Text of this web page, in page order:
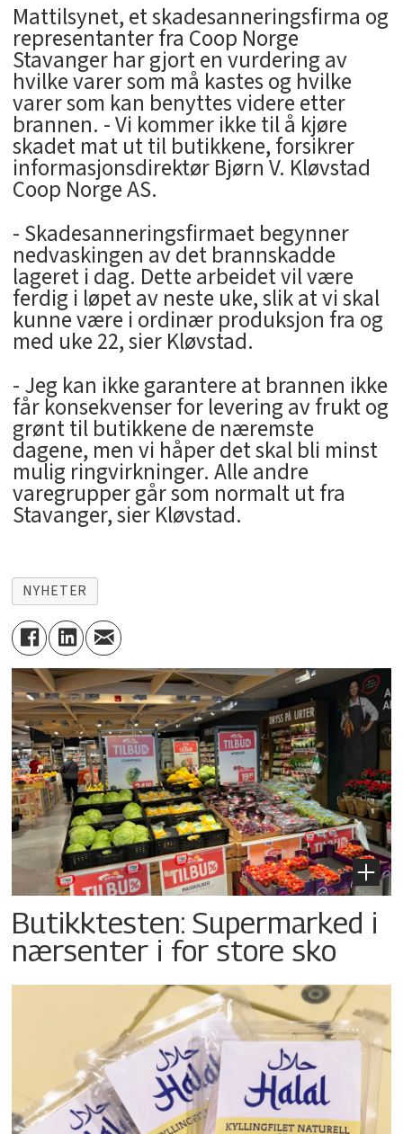
Mattilsynet, et skadesanneringsfirma og
representanter fra Coop Norge
Stavanger har gjort en vurdering av
hvilke varer som må kastes og hvilke
varer som kan benyttes videre etter
brannen. - Vi kommer ikke til å kjøre
skadet mat ut til butikkene, forsikrer
informasjonsdirektør Bjørn V. Kløvstad
Coop Norge AS.
- Skadesanneringsfirmaet begynner
nedvaskingen av det brannskadde
lageret i dag. Dette arbeidet vil være
ferdig i løpet av neste uke, slik at vi skal
kunne være i ordinær produksjon fra og
med uke 22, sier Kløvstad.
- Jeg kan ikke garantere at brannen ikke
får konsekvenser for levering av frukt og
grønt til butikkene de næremste
dagene, men vi håper det skal bli minst
mulig ringvirkninger. Alle andre
varegrupper går som normalt ut fra
Stavanger, sier Kløvstad.
NYHETER
Butikktesten: Supermarked i
nærsenter i for store sko